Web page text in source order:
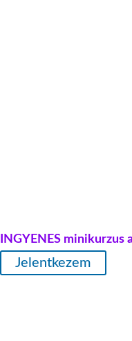
INGYENES minikurzus
Jelentkezem